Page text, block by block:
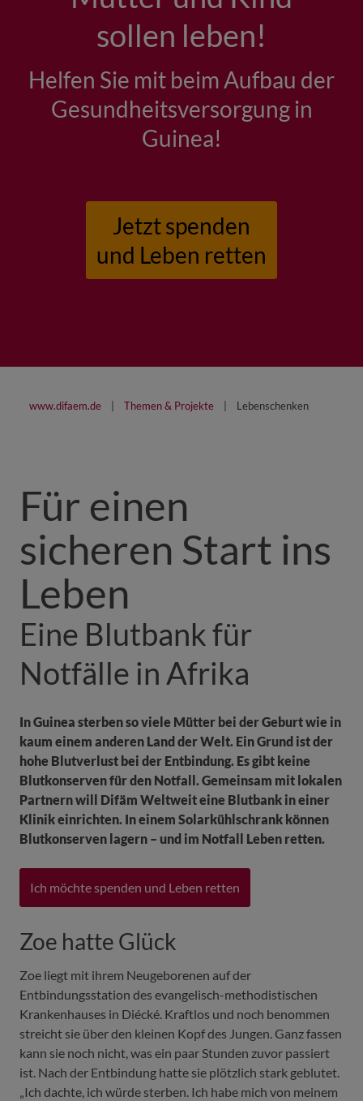
sollen leben!
Helfen Sie mit beim Aufbau der
Gesundheitsversorgung in
Guinea!
Jetzt spenden
und Leben retten
www.difaem.de Themen & Projekte Lebenschenken
Für einen
sicheren Start ins
Leben
Eine Blutbank für
Notfälle in Afrika
In Guinea sterben so viele Mütter bei der Geburt wie in
kaum einem anderen Land der Welt. Ein Grund ist der
hohe Blutverlust bei der Entbindung. Es gibt keine
Blutkonserven für den Notfall. Gemeinsam mit lokalen
Partnern will Difäm Weltweit eine Blutbank in einer
Klinik einrichten. In einem Solarkühlschrank können
Blutkonserven lagern – und im Notfall Leben retten.
Ich möchte spenden und Leben retten
Zoe hatte Glück
Zoe liegt mit ihrem Neugeborenen auf der
Entbindungsstation des evangelisch-methodistischen
Krankenhauses in Diécké. Kraftlos und noch benommen
streicht sie über den kleinen Kopf des Jungen. Ganz fassen
kann sie noch nicht, was ein paar Stunden zuvor passiert
ist. Nach der Entbindung hatte sie plötzlich stark geblutet.
„Ich dachte, ich würde sterben. Ich habe mich von meinem